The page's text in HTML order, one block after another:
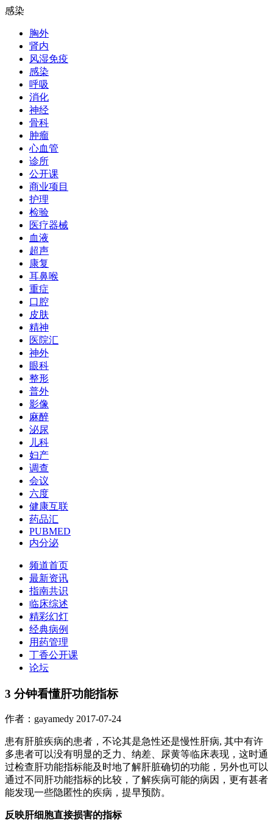
感染
胸外
肾内
风湿免疫
感染
呼吸
消化
神经
骨科
肿瘤
心血管
诊所
公开课
商业项目
护理
检验
医疗器械
血液
超声
康复
耳鼻喉
重症
口腔
皮肤
精神
医院汇
神外
眼科
整形
普外
影像
麻醉
泌尿
儿科
妇产
调查
会议
六度
健康互联
药品汇
PUBMED
内分泌
频道首页
最新资讯
指南共识
临床综述
精彩幻灯
经典病例
用药管理
丁香公开课
论坛
3 分钟看懂肝功能指标
作者：gayamedy 2017-07-24
患有肝脏疾病的患者，不论其是急性还是慢性肝病, 其中有许
多患者可以没有明显的乏力、纳差、尿黄等临床表现，这时通
过检查肝功能指标能及时地了解肝脏确切的功能，另外也可以
通过不同肝功能指标的比较，了解疾病可能的病因，更有甚者
能发现一些隐匿性的疾病，提早预防。
反映肝细胞直接损害的指标